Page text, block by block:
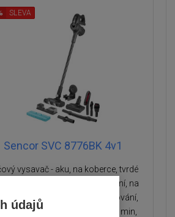
Sencor SVC 8776BK 4v1
vysavač - aku, na koberce, tvrdé
měkké povrchy a čalounění, na
chlupy, na vysávání a mopování,
ion baterie, doba provozu 50 min,
SLEVA
údajů